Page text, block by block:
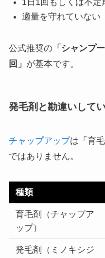
適量を守れていない
公式推奨の「シャンプ
回」 が基本です。
発毛剤と勘違いして
チャップアップは「育
ではありません。
種類
育毛剤（チャップア
ップ）
発毛剤（ミノキシジ